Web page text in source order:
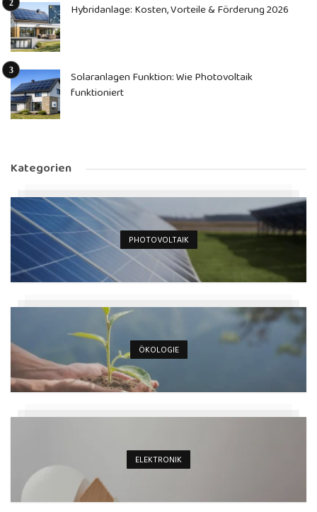
Hybridanlage: Kosten, Vorteile & Förderung 2026
Solaranlagen Funktion: Wie Photovoltaik
funktioniert
Kategorien
PHOTOVOLTAIK
ÖKOLOGIE
ELEKTRONIK